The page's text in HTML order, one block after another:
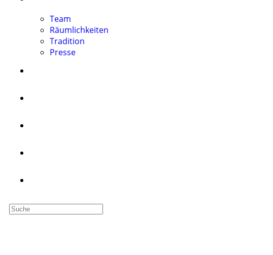
Team
Räumlichkeiten
Tradition
Presse